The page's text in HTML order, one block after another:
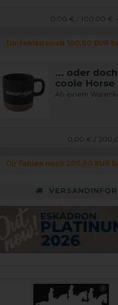
0,00 € / 100,00 € –
Dir fehlen noch 100,00 EUR
... oder
coole Horse
Ab einem
0,00 € /
Dir fehlen noch 200,00 EUR